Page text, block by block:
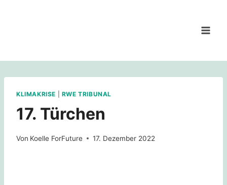
KLIMAKRISE RWE TRIBUNAL
17. Türchen
Von Koelle ForFuture 17. Dezember 2022